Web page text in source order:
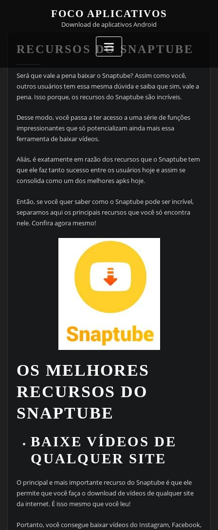
FOCO APLICATIVOS
Download de aplicativos Android
RECURSOS DO SNAPTUBE
Será que vale a pena baixar o Snaptube? Assim como você,
outros usuários tem essa mesma dúvida e saiba que sim, vale a
pena. Isso porque, os recursos do Snaptube são incríveis.
Desse modo, você passa a ter acesso a uma série de funções
impressionantes que só potencializam ainda mais essa
ferramenta de baixar vídeos.
Aliás, é exatamente em razão dos recursos que o Snaptube tem
que ele faz tanto sucesso entre os usuários hoje e assim se
consolida como um dos melhores apks hoje.
Então, se você quer saber como o Snaptube pode ser incrível,
separamos aqui os principais recursos que você só encontra
nele. Confira agora mesmo!
OS MELHORES
RECURSOS DO
SNAPTUBE
BAIXE VÍDEOS DE
QUALQUER SITE
O principal e mais importante recurso do Snaptube é que ele
permite que você faça o download de vídeos de qualquer site
da internet. É isso mesmo que você leu!
Portanto, você consegue baixar vídeos do Instagram, Facebook,